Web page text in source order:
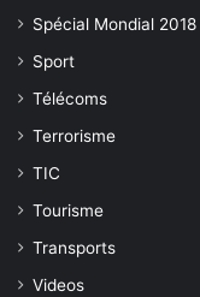
Spécial Mondial 2018
Sport
Télécoms
Terrorisme
TIC
Tourisme
Transports
Videos